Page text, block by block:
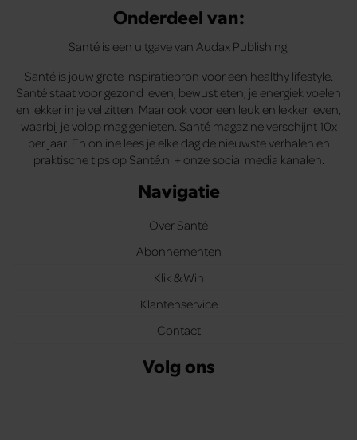
Onderdeel van:
Santé is een uitgave van Audax Publishing.
Santé is jouw grote inspiratiebron voor een healthy lifestyle.
Santé staat voor gezond leven, bewust eten, je energiek voelen
en lekker in je vel zitten. Maar ook voor een leuk en lekker leven,
waarbij je volop mag genieten. Santé magazine verschijnt 10x
per jaar. En online lees je elke dag de nieuwste verhalen en
praktische tips op Santé.nl + onze social media kanalen.
Navigatie
Over Santé
Abonnementen
Klik & Win
Klantenservice
Contact
Volg ons